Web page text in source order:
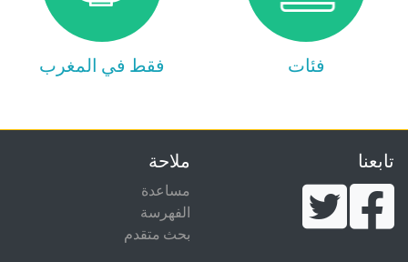
فئات فقط في المغرب
تابعنا ملاحة
مساعدة
الفهرسة
بحث متقدم